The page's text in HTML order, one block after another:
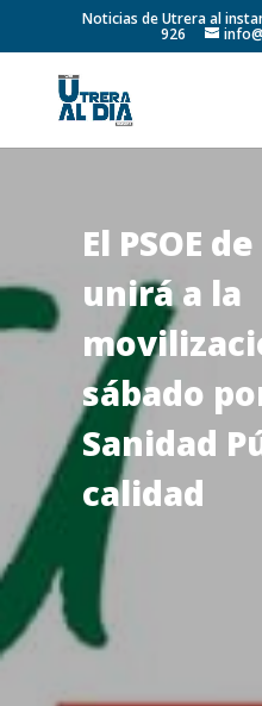
Noticias de Utrera al
926
El PSOE
unirá a la
sábado
Sanidad
calidad